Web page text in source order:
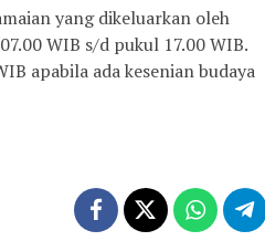
yang dikeluarkan oleh
WIB s/d pukul 17.00 WIB.
apabila ada kesenian budaya